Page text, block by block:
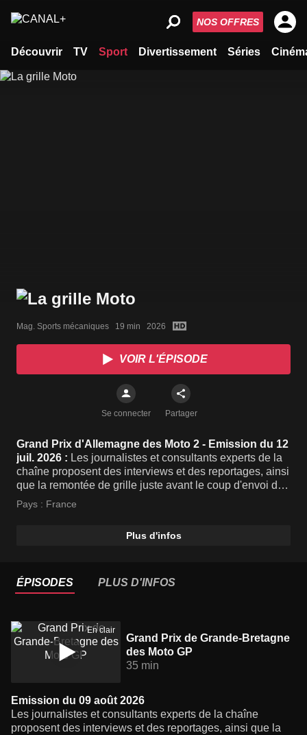
Découvrir TV Sport Divertissement Séries
NOS OFFRES
Mag. Sports mécaniques   19 min   2026
VOIR L'ÉPISODE
Se connecter Partager
Grand Prix d'Allemagne des Moto 2 - Emission du 12
juil. 2026 : Les journalistes et consultants experts de la
chaîne proposent des interviews et des reportages, ainsi
que la remontée de grille juste avant le coup d'envoi du
Grand Prix du jour.
Pays : France
Plus d'infos
ÉPISODES PLUS D'INFOS
En clair
Grand Prix de Grande-Bretagne
des Moto GP
35 min
Emission du 09 août 2026
Les journalistes et consultants experts de la chaîne
proposent des interviews et des reportages, ainsi que la